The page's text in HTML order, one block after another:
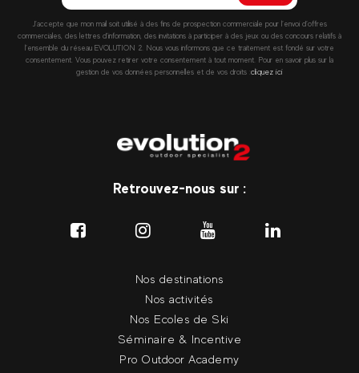
J’accepte que mon mail soit utilisé à des fins de prospection commerciale pour l’envoi d’offres
commerciales, des lettres d’information, des invitations à participer à des jeux ou des concours relatifs à
l’ensemble du réseau EVOLUTION 2. Nous vous informons que ce traitement est fondé sur votre
consentement. Vous pouvez retirer votre consentement à tout moment. Pour en savoir plus sur la
gestion de vos données personnelles et de vos droits :cliquez ici
Retrouvez-nous sur :
Nos destinations
Nos activités
Nos Ecoles de Ski
Séminaire & Incentive
Pro Outdoor Academy